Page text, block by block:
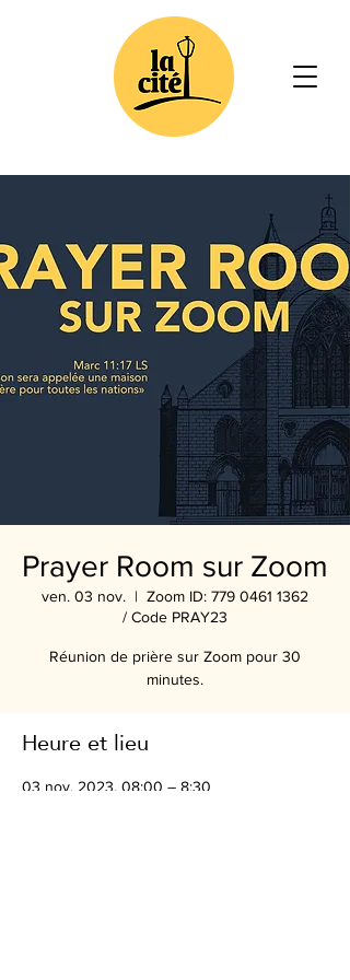
Prayer Room sur Zoom
ven. 03 nov.
  |
Zoom ID: 779 0461 1362
/ Code PRAY23
Réunion de prière sur Zoom pour 30
minutes.
Heure et lieu
03 nov. 2023, 08:00 – 8:30